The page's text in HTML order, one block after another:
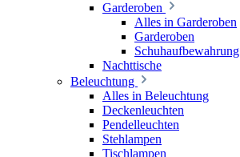
Garderoben
Alles in Garderoben
Garderoben
Schuhaufbewahrung
Nachttische
Beleuchtung
Alles in Beleuchtung
Deckenleuchten
Pendelleuchten
Stehlampen
Tischlampen